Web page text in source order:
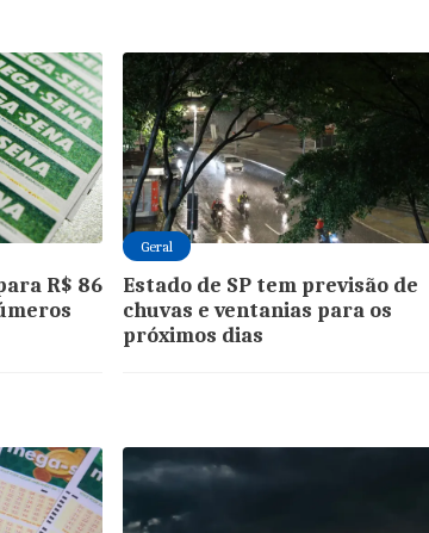
R$ 86
Geral
Estado de SP tem previsão de
chuvas e ventanias para os
próximos dias